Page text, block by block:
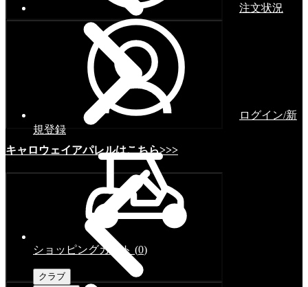
キャロウェイアパレルはこちら>>>
注文状況
ログイン/新
規登録
ショッピングカート (0)
クラブ